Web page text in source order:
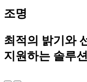
조명
최적의 밝기와
지원하는 솔루션